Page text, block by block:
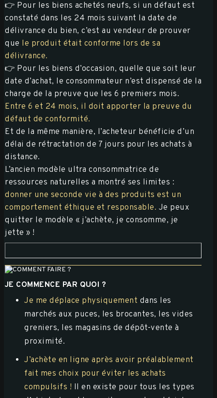
👉 Pour les biens achetés neufs, si un défaut est
constaté dans les 24 mois suivant la date de
délivrance du bien, c’est au vendeur de prouver
que le produit était conforme lors de sa
délivrance.
👉 Pour les biens d’occasion, quelle que soit leur
date d’achat, le consommateur n’est dispensé de la
charge de la preuve que les 6 premiers mois.
Entre 6 et 24 mois, il doit apporter la preuve du
défaut de conformité.
Et de la même manière, l’acheteur bénéficie d’un
délai de rétractation de 7 jours pour les achats à
distance.
L’ancien modèle ultra consommatrice de
ressources naturelles a montré ses limites :
donner une seconde vie à des produits est un
comportement éthique et responsable. Je peux
quitter le modèle « j’achète, je consomme, je
jette » !
JE COMMENCE PAR QUOI ?
Je me déplace physiquement dans les
marchés aux puces, les brocantes, les vides
greniers, les magasins de dépôt-vente à
proximité.
J’achète en ligne après avoir préalablement
fait mes choix pour éviter les achats
compulsifs ! Il en existe pour tous les types